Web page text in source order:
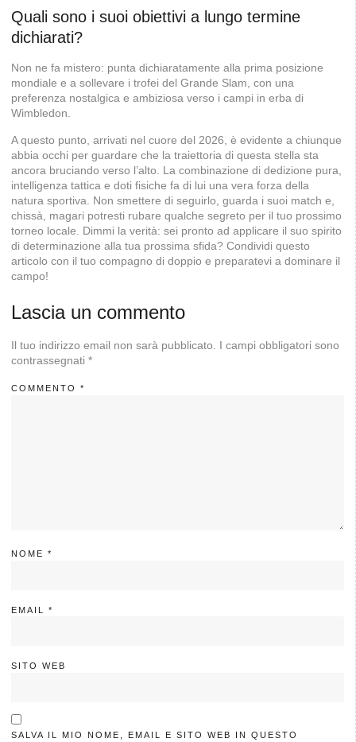
Quali sono i suoi obiettivi a lungo termine
dichiarati?
Non ne fa mistero: punta dichiaratamente alla prima posizione
mondiale e a sollevare i trofei del Grande Slam, con una
preferenza nostalgica e ambiziosa verso i campi in erba di
Wimbledon.
A questo punto, arrivati nel cuore del 2026, è evidente a chiunque
abbia occhi per guardare che la traiettoria di questa stella sta
ancora bruciando verso l’alto. La combinazione di dedizione pura,
intelligenza tattica e doti fisiche fa di lui una vera forza della
natura sportiva. Non smettere di seguirlo, guarda i suoi match e,
chissà, magari potresti rubare qualche segreto per il tuo prossimo
torneo locale. Dimmi la verità: sei pronto ad applicare il suo spirito
di determinazione alla tua prossima sfida? Condividi questo
articolo con il tuo compagno di doppio e preparatevi a dominare il
campo!
Lascia un commento
Il tuo indirizzo email non sarà pubblicato. I campi obbligatori sono
contrassegnati *
COMMENTO *
NOME *
EMAIL *
SITO WEB
SALVA IL MIO NOME, EMAIL E SITO WEB IN QUESTO